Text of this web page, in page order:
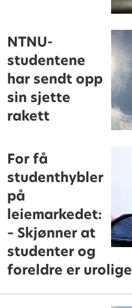
NTNU-
studentene
har sendt opp
sin sjette
rakett
For få
studenthybler
på
leiemarkedet:
– Skjønner at
studenter og
foreldre er urolige